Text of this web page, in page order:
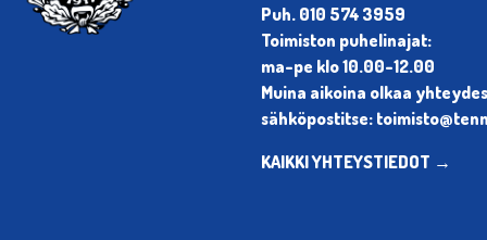
Puh. 010 574 3959
Toimiston puhelinajat:
ma-pe klo 10.00-12.00
Muina aikoina olkaa
sähköpostitse:
KAIKKI YHTEYSTIEDOT →